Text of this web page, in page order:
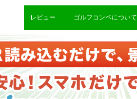
レビュー ゴルフコンペについて